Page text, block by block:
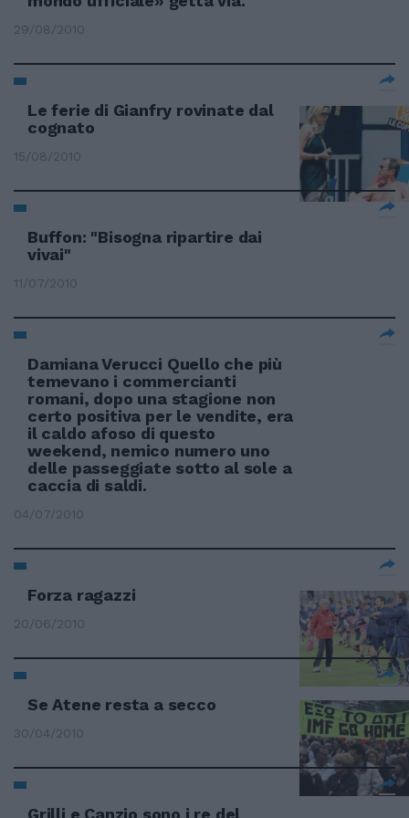
29/08/2010
Le ferie di Gianfry rovinate dal
cognato
15/08/2010
Buffon: "Bisogna ripartire dai
vivai"
11/07/2010
Damiana Verucci Quello che più
temevano i commercianti
romani, dopo una stagione non
certo positiva per le vendite, era
il caldo afoso di questo
weekend, nemico numero uno
delle passeggiate sotto al sole a
caccia di saldi.
04/07/2010
Forza ragazzi
20/06/2010
Se Atene resta a secco
30/04/2010
Grilli e Canzio sono i re del